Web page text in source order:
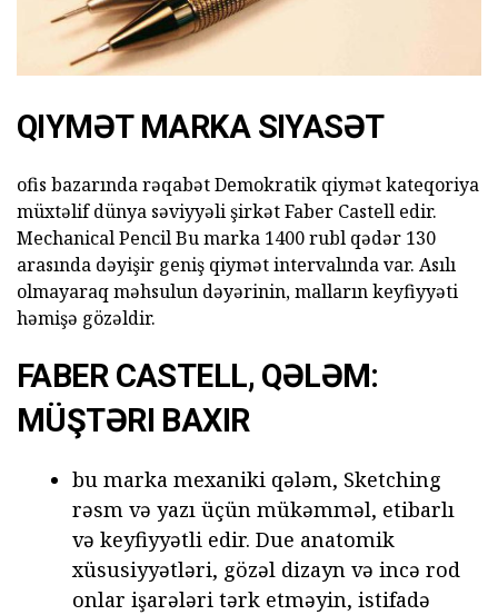
QIYMƏT MARKA SIYASƏT
ofis bazarında rəqabət Demokratik qiymət kateqoriya
müxtəlif dünya səviyyəli şirkət Faber Castell edir.
Mechanical Pencil Bu marka 1400 rubl qədər 130
arasında dəyişir geniş qiymət intervalında var. Asılı
olmayaraq məhsulun dəyərinin, malların keyfiyyəti
həmişə gözəldir.
FABER CASTELL, QƏLƏM:
MÜŞTƏRI BAXIR
bu marka mexaniki qələm, Sketching
rəsm və yazı üçün mükəmməl, etibarlı
və keyfiyyətli edir. Due anatomik
xüsusiyyətləri, gözəl dizayn və incə rod
onlar işarələri tərk etməyin, istifadə